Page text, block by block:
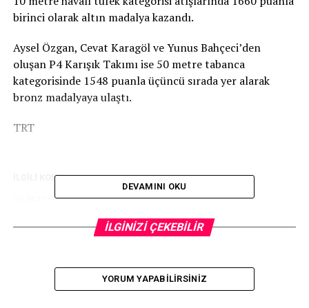
birinci olarak altın madalya kazandı.
Aysel Özgan, Cevat Karagöl ve Yunus Bahçeci’den
oluşan P4 Karışık Takımı ise 50 metre tabanca
kategorisinde 1548 puanla üçüncü sırada yer alarak
bronz madalyaya ulaştı.
TRT
İLGİLİ KONU:
Milan, Fikayo Tomori’yi transfer etti
DEVAMINI OKU
İLGİNİZİ ÇEKEBİLİR
YORUM YAPABILIRSINIZ